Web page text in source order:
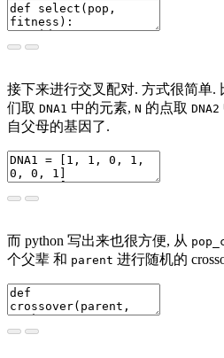
接下来进行交叉配对. 方式很简单.
们取 DNA1 中的元素, N 的点取 DNA2
自父母的基因了.
而 python 写出来也很方便, 从
个父辈 和 parent 进行随机的